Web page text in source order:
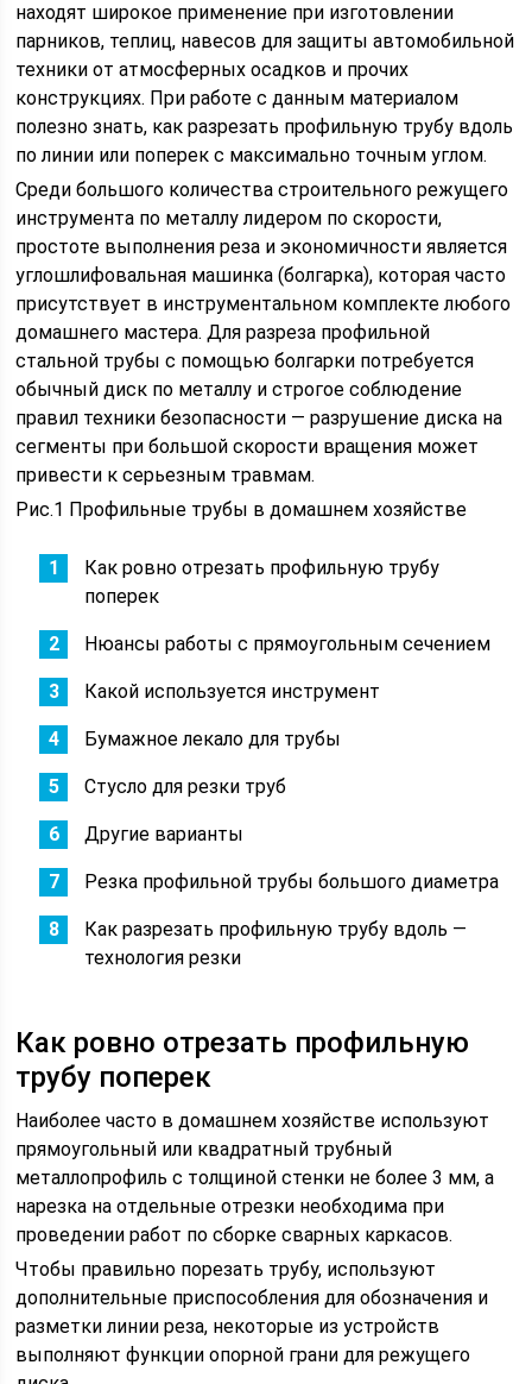
находят широкое применение при изготовлении
парников, теплиц, навесов для защиты автомобильной
техники от атмосферных осадков и прочих
конструкциях. При работе с данным материалом
полезно знать, как разрезать профильную трубу вдоль
по линии или поперек с максимально точным углом.
Среди большого количества строительного режущего
инструмента по металлу лидером по скорости,
простоте выполнения реза и экономичности является
углошлифовальная машинка (болгарка), которая часто
присутствует в инструментальном комплекте любого
домашнего мастера. Для разреза профильной
стальной трубы с помощью болгарки потребуется
обычный диск по металлу и строгое соблюдение
правил техники безопасности — разрушение диска на
сегменты при большой скорости вращения может
привести к серьезным травмам.
Рис.1 Профильные трубы в домашнем хозяйстве
Как ровно отрезать профильную трубу
поперек
Нюансы работы с прямоугольным сечением
Какой используется инструмент
Бумажное лекало для трубы
Стусло для резки труб
Другие варианты
Резка профильной трубы большого диаметра
Как разрезать профильную трубу вдоль —
технология резки
Как ровно отрезать профильную
трубу поперек
Наиболее часто в домашнем хозяйстве используют
прямоугольный или квадратный трубный
металлопрофиль с толщиной стенки не более 3 мм, а
нарезка на отдельные отрезки необходима при
проведении работ по сборке сварных каркасов.
Чтобы правильно порезать трубу, используют
дополнительные приспособления для обозначения и
разметки линии реза, некоторые из устройств
выполняют функции опорной грани для режущего